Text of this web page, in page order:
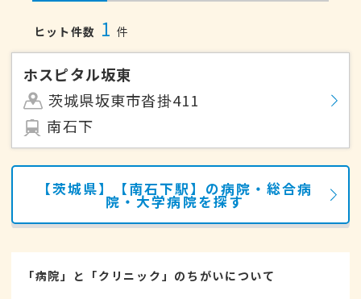
ヒット件数 1 件
ホスピタル坂東
茨城県坂東市沓掛411
南石下
【茨城県】【南石下駅】の病院・総合病
院・大学病院を探す
「病院」と「クリニック」のちがいについて